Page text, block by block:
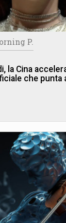
P.
la Cina
che punta